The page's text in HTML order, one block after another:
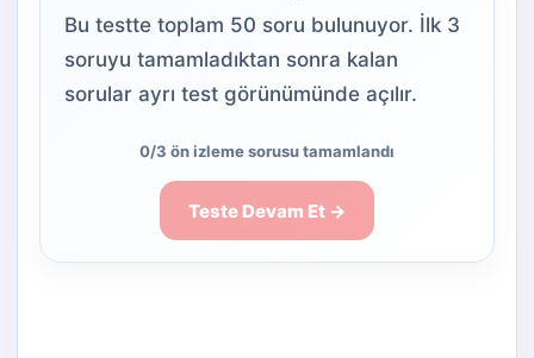
Bu testte toplam 50 soru bulunuyor. İlk 3
soruyu tamamladıktan sonra kalan
sorular ayrı test görünümünde açılır.
0/3 ön izleme sorusu tamamlandı
Teste Devam Et →